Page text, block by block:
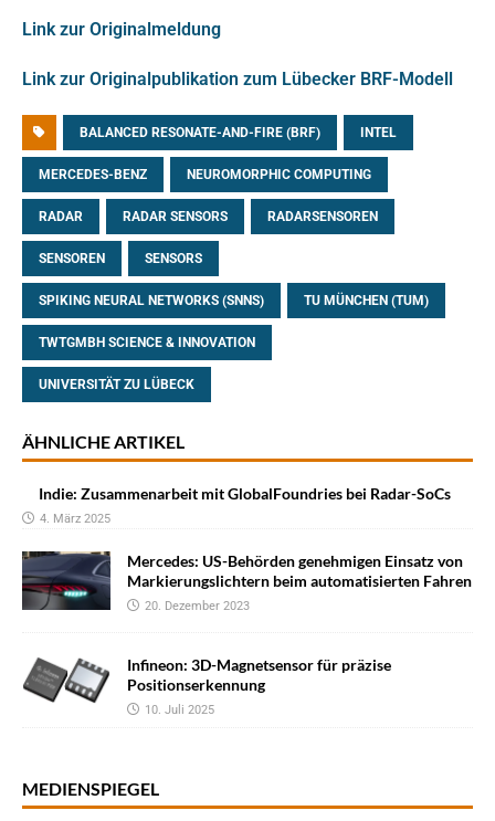
Link zur Originalmeldung
Link zur Originalpublikation zum Lübecker BRF-Modell
BALANCED RESONATE-AND-FIRE (BRF) INTEL
MERCEDES-BENZ NEUROMORPHIC COMPUTING
RADAR RADAR SENSORS RADARSENSOREN
SENSOREN SENSORS
SPIKING NEURAL NETWORKS (SNNS) TU MÜNCHEN (TUM)
TWTGMBH SCIENCE & INNOVATION
UNIVERSITÄT ZU LÜBECK
ÄHNLICHE ARTIKEL
Indie: Zusammenarbeit mit GlobalFoundries bei Radar-SoCs
4. März 2025
Mercedes: US-Behörden genehmigen Einsatz von
Markierungslichtern beim automatisierten Fahren
20. Dezember 2023
Infineon: 3D-Magnetsensor für präzise
Positionserkennung
10. Juli 2025
MEDIENSPIEGEL